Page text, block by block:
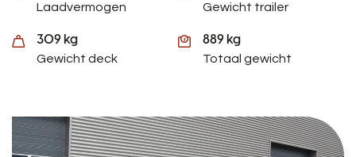
Laadvermogen Gewicht trailer
309 kg
Gewicht deck
889 kg
Totaal gewicht